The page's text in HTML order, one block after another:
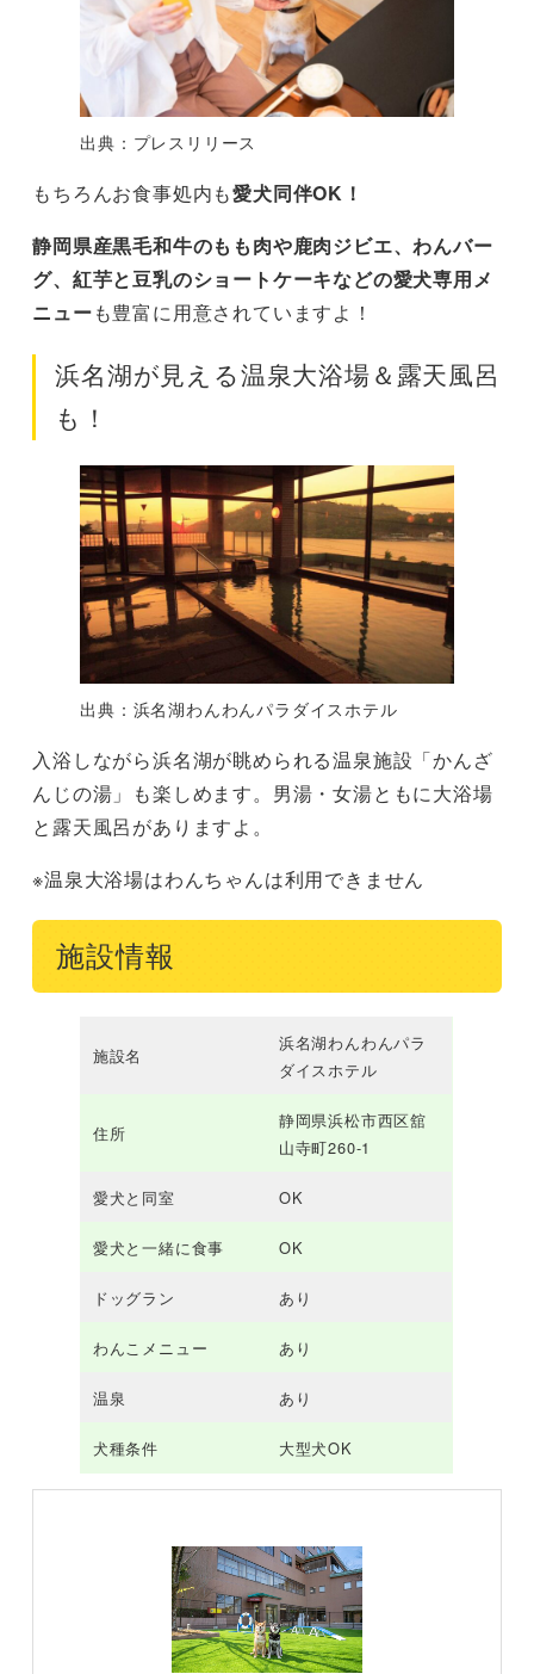
出典：プレスリリース
もちろんお食事処内も愛犬同伴OK！
静岡県産黒毛和牛のもも肉や鹿肉ジビエ、わんバー
グ、紅芋と豆乳のショートケーキなどの愛犬専用メ
ニューも豊富に用意されていますよ！
浜名湖が見える温泉大浴場＆露天風呂
も！
出典：浜名湖わんわんパラダイスホテル
入浴しながら浜名湖が眺められる温泉施設「かんざ
んじの湯」も楽しめます。男湯・女湯ともに大浴場
と露天風呂がありますよ。
※温泉大浴場はわんちゃんは利用できません
施設情報
施設名
浜名湖わんわんパラ
ダイスホテル
住所
静岡県浜松市西区舘
山寺町260-1
愛犬と同室 OK
愛犬と一緒に食事 OK
ドッグラン あり
わんこメニュー あり
温泉 あり
犬種条件 大型犬OK